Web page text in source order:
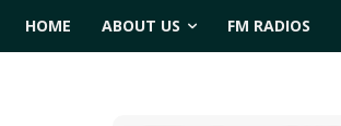
HOME ABOUT US FM RADIOS